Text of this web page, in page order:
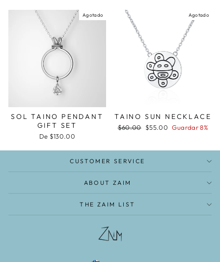
Agotado
SOL TAINO PENDANT
GIFT SET
De $130.00
Agotado
TAINO SUN NECKLACE
Precio
$60.00 Precio
$55.00 Guardar 8%
CUSTOMER SERVICE
ABOUT ZAIM
THE ZAIM LIST